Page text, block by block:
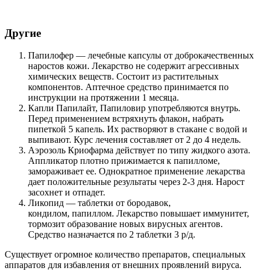
Другие
Папилофер — лечебные капсулы от доброкачественных
наростов кожи. Лекарство не содержит агрессивных
химических веществ. Состоит из растительных
компонентов. Аптечное средство принимается по
инструкции на протяжении 1 месяца.
Капли Папилайт, Папиловир употребляются внутрь.
Перед применением встряхнуть флакон, набрать
пипеткой 5 капель. Их растворяют в стакане с водой и
выпивают. Курс лечения составляет от 2 до 4 недель.
Аэрозоль Криофарма действует по типу жидкого азота.
Аппликатор плотно прижимается к папилломе,
замораживает ее. Однократное применение лекарства
дает положительные результаты через 2-3 дня. Нарост
засохнет и отпадет.
Ликопид — таблетки от бородавок,
кондилом, папиллом. Лекарство повышает иммунитет,
тормозит образование новых вирусных агентов.
Средство назначается по 2 таблетки 3 р/д.
Существует огромное количество препаратов, специальных
аппаратов для избавления от внешних проявлений вируса.